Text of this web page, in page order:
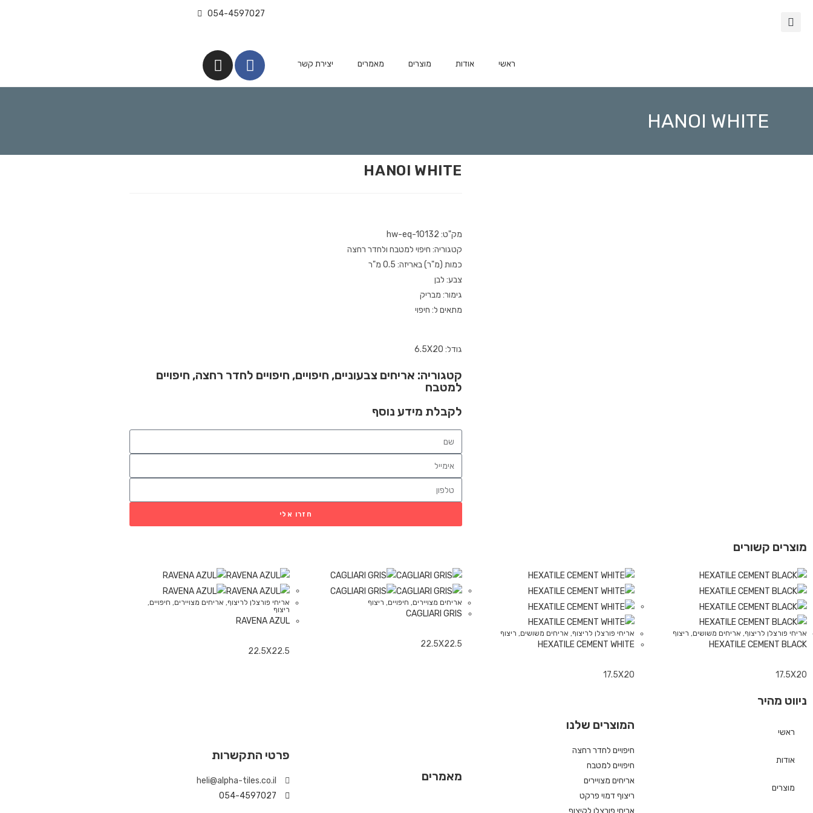
054-4597027
ראשי אודות מוצרים מאמרים יצירת קשר
HANOI WHITE
HANOI WHITE
מק"ט: hw-eq-10132
קטגוריה: חיפוי למטבח ולחדר רחצה
כמות (מ"ר) באריזה: 0.5 מ"ר
צבע: לבן
גימור: מבריק
מתאים ל: חיפוי
גודל: 6.5X20
קטגוריה: אריחים צבעוניים, חיפויים, חיפויים לחדר רחצה, חיפויים
למטבח
לקבלת מידע נוסף
חזרו אלי
מוצרים קשורים
אריחי פורצלן לריצוף, אריחים משושים, ריצוף
HEXATILE CEMENT BLACK
17.5X20
אריחי פורצלן לריצוף, אריחים משושים, ריצוף
HEXATILE CEMENT WHITE
17.5X20
אריחים מצויירים, חיפויים, ריצוף
CAGLIARI GRIS
22.5X22.5
אריחי פורצלן לריצוף, אריחים מצויירים, חיפויים,
ריצוף
RAVENA AZUL
22.5X22.5
ניווט מהיר
ראשי
אודות
מוצרים
המוצרים שלנו
חיפויים לחדר רחצה
חיפויים למטבח
אריחים מצויירים
ריצוף דמוי פרקט
מאמרים
פרטי התקשרות
heli@alpha-tiles.co.il
054-4597027